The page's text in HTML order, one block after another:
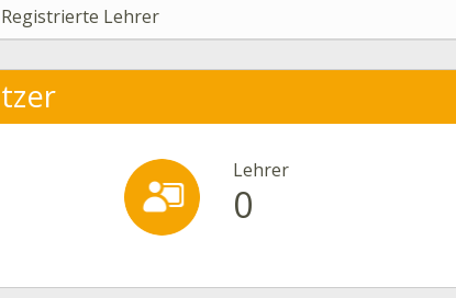
Registrierte Lehrer
Lehrer
0